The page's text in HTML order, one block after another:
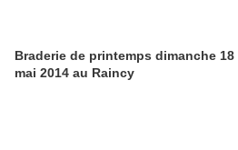
Braderie de printemps dimanche 18
mai 2014 au Raincy